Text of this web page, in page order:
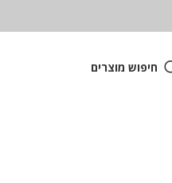
חיפוש מוצרים